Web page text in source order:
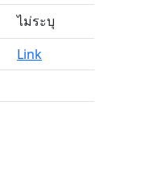
ไม่ระบุ
Link